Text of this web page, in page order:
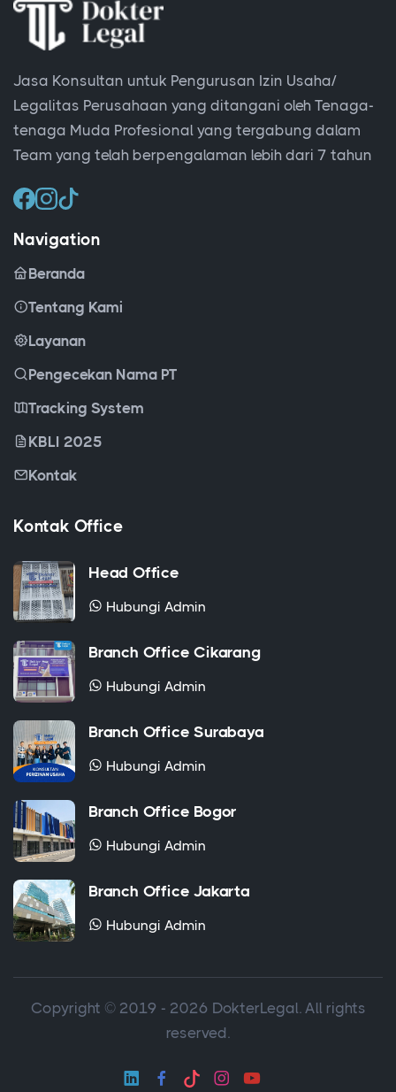
Jasa Konsultan untuk Pengurusan Izin Usaha/
tenaga Muda Profesional yang tergabung dalam
Team yang telah berpengalaman lebih dari 7 tahun
Navigation
Beranda
Tentang Kami
Layanan
Pengecekan Nama PT
Tracking System
KBLI 2025
Kontak
Head Office
Hubungi Admin
Branch Office Cikarang
Hubungi Admin
Branch Office Surabaya
Hubungi Admin
Branch Office Bogor
Hubungi Admin
Branch Office Jakarta
Hubungi Admin